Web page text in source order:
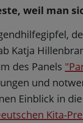
weil man
Katja
des Panels
und
Einblick in
Kita-